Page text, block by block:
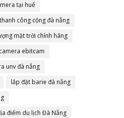
tại huế
công cộng đà nẵng
mặt trời chính hãng
camera ebitcam
unv đà nẵng
lắp đặt barie đà nẵng
điểm du lịch Đà Nẵng